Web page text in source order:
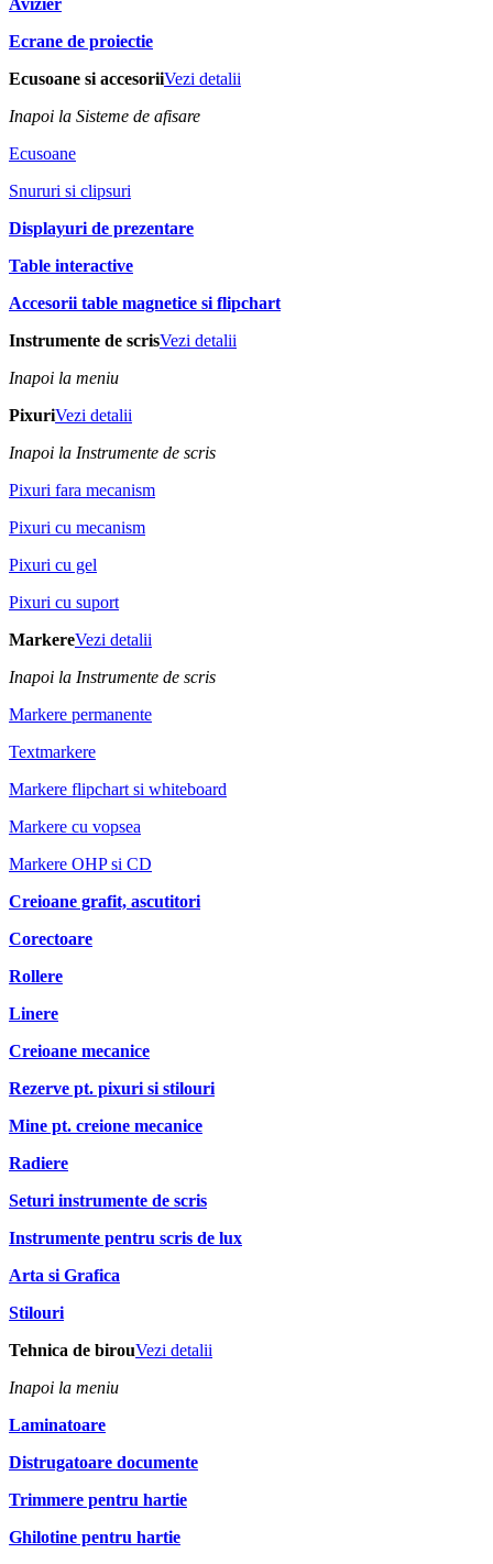
Avizier
Ecrane de proiectie
Ecusoane si accesoriiVezi detalii
Inapoi la Sisteme de afisare
Ecusoane
Snururi si clipsuri
Displayuri de prezentare
Table interactive
Accesorii table magnetice si flipchart
Instrumente de scrisVezi detalii
Inapoi la meniu
PixuriVezi detalii
Inapoi la Instrumente de scris
Pixuri fara mecanism
Pixuri cu mecanism
Pixuri cu gel
Pixuri cu suport
MarkereVezi detalii
Inapoi la Instrumente de scris
Markere permanente
Textmarkere
Markere flipchart si whiteboard
Markere cu vopsea
Markere OHP si CD
Creioane grafit, ascutitori
Corectoare
Rollere
Linere
Creioane mecanice
Rezerve pt. pixuri si stilouri
Mine pt. creione mecanice
Radiere
Seturi instrumente de scris
Instrumente pentru scris de lux
Arta si Grafica
Stilouri
Tehnica de birouVezi detalii
Inapoi la meniu
Laminatoare
Distrugatoare documente
Trimmere pentru hartie
Ghilotine pentru hartie